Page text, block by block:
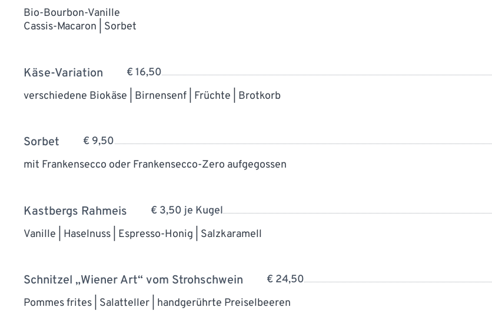
Bio-Bourbon-Vanille
Cassis-Macaron | Sorbet
Käse-Variation
€ 16,50
verschiedene Biokäse | Birnensenf | Früchte | Brotkorb
Sorbet
€ 9,50
mit Frankensecco oder Frankensecco-Zero aufgegossen
Kastbergs Rahmeis
€ 3,50 je Kugel
Vanille | Haselnuss | Espresso-Honig | Salzkaramell
Schnitzel „Wiener Art“ vom Strohschwein
€ 24,50
Pommes frites | Salatteller | handgerührte Preiselbeeren